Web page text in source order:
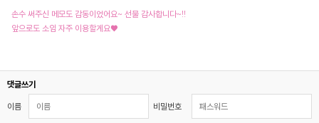
손수 써주신 메모도 감동이었어요~ 선물 감사합니다~!!
앞으로도 소임 자주 이용할게요♥
댓글쓰기
이름 비밀번호